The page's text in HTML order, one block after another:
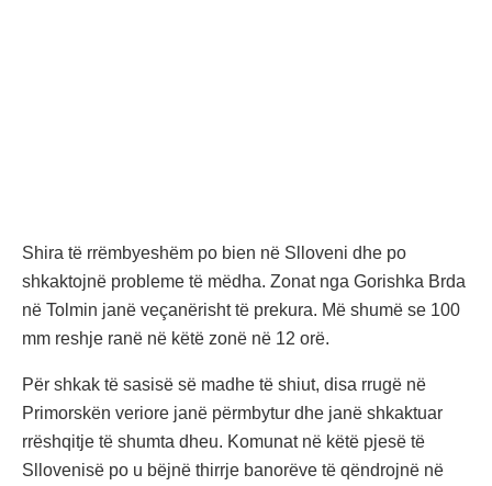
Shira të rrëmbyeshëm po bien në Slloveni dhe po
shkaktojnë probleme të mëdha. Zonat nga Gorishka Brda
në Tolmin janë veçanërisht të prekura. Më shumë se 100
mm reshje ranë në këtë zonë në 12 orë.
Për shkak të sasisë së madhe të shiut, disa rrugë në
Primorskën veriore janë përmbytur dhe janë shkaktuar
rrëshqitje të shumta dheu. Komunat në këtë pjesë të
Sllovenisë po u bëjnë thirrje banorëve të qëndrojnë në